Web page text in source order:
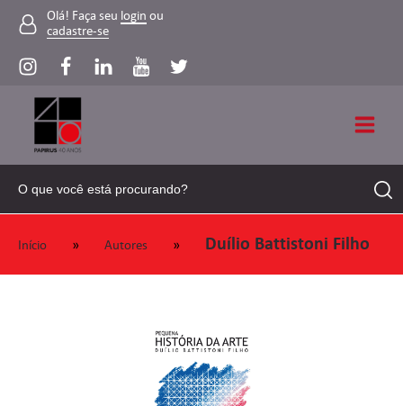
Olá! Faça seu login ou
cadastre-se
Início » Autores » Duílio Battistoni Filho